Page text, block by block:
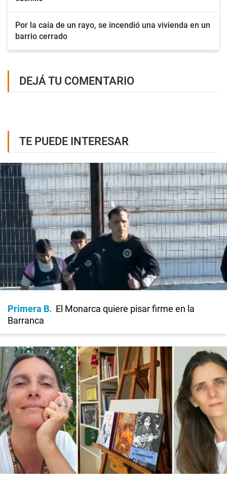
Por la caía de un rayo, se incendió una vivienda en un
barrio cerrado
DEJÁ TU COMENTARIO
TE PUEDE INTERESAR
Primera B
El Monarca quiere pisar firme en la
Barranca